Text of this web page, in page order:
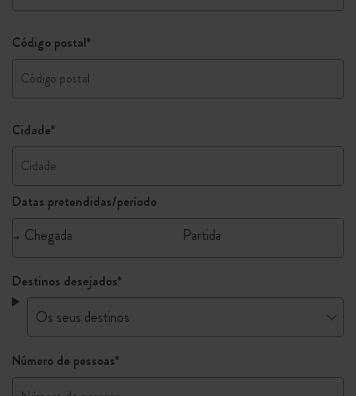
Código postal*
Cidade*
Datas pretendidas/período
Destinos desejados*
Número de pessoas*